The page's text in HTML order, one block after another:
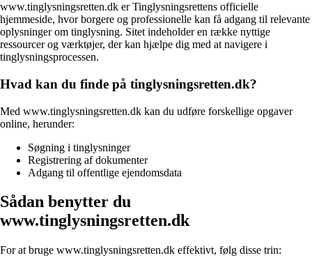
www.tinglysningsretten.dk er Tinglysningsrettens officielle
hjemmeside, hvor borgere og professionelle kan få adgang til relevante
oplysninger om tinglysning. Sitet indeholder en række nyttige
ressourcer og værktøjer, der kan hjælpe dig med at navigere i
tinglysningsprocessen.
Hvad kan du finde på tinglysningsretten.dk?
Med www.tinglysningsretten.dk kan du udføre forskellige opgaver
online, herunder:
Søgning i tinglysninger
Registrering af dokumenter
Adgang til offentlige ejendomsdata
Sådan benytter du
www.tinglysningsretten.dk
For at bruge www.tinglysningsretten.dk effektivt, følg disse trin: